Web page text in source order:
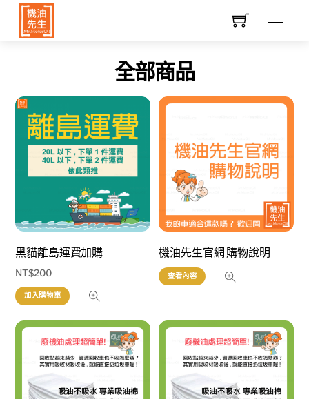
Skip
全部商品
黑貓離島運費加購
NT$200
加入購物車
機油先生官網 購物說明
查看內容